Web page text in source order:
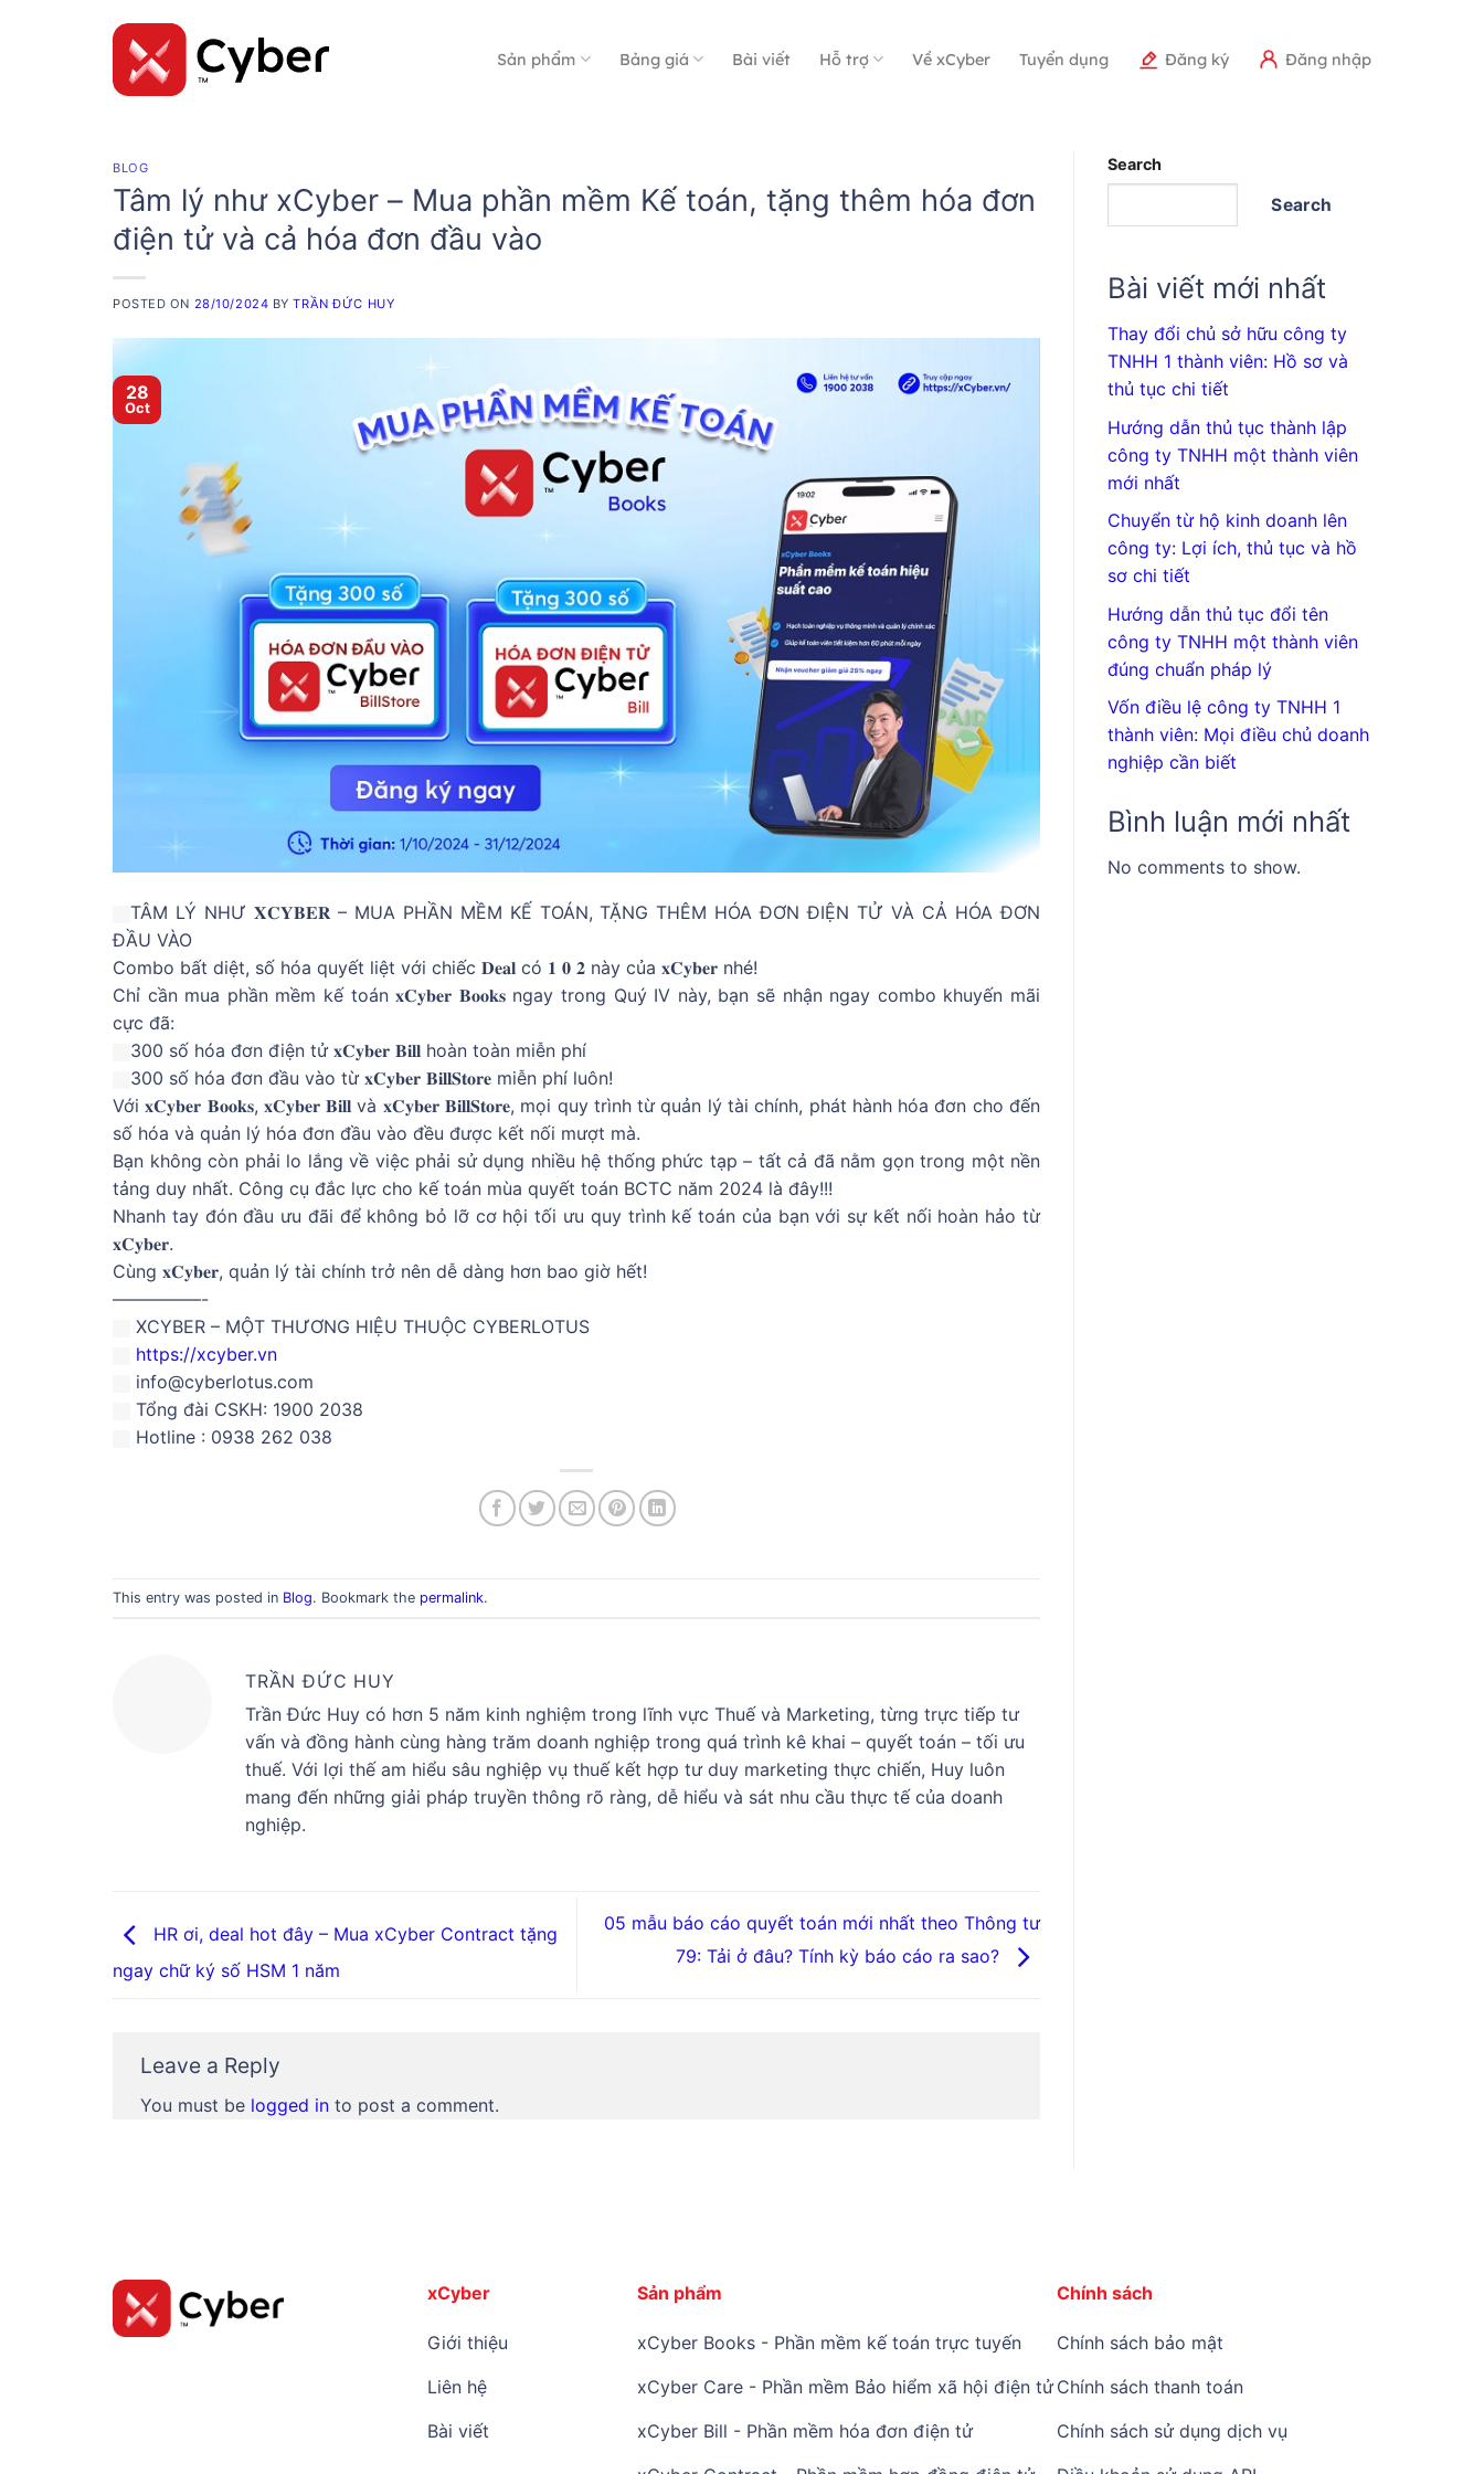
Sản phẩm Bảng giá Bài viết Hỗ trợ Về xCyber Tuyển dụng Đăng ký Đăng nhập
BLOG
Tâm lý như xCyber – Mua phần mềm Kế toán, tặng thêm hóa đơn
điện tử và cả hóa đơn đầu vào
POSTED ON 28/10/2024 BYTRẦN ĐỨC HUY
28
Oct
TÂM LÝ NHƯ 𝐗𝐂𝐘𝐁𝐄𝐑 – MUA PHẦN MỀM KẾ TOÁN, TẶNG THÊM HÓA ĐƠN ĐIỆN TỬ VÀ CẢ HÓA ĐƠN
ĐẦU VÀO
Combo bất diệt, số hóa quyết liệt với chiếc 𝐃𝐞𝐚𝐥 có 𝟏 𝟎 𝟐 này của 𝐱𝐂𝐲𝐛𝐞𝐫 nhé!
Chỉ cần mua phần mềm kế toán 𝐱𝐂𝐲𝐛𝐞𝐫 𝐁𝐨𝐨𝐤𝐬 ngay trong Quý IV này, bạn sẽ nhận ngay combo khuyến mãi
cực đã:
300 số hóa đơn điện tử 𝐱𝐂𝐲𝐛𝐞𝐫 𝐁𝐢𝐥𝐥 hoàn toàn miễn phí
300 số hóa đơn đầu vào từ 𝐱𝐂𝐲𝐛𝐞𝐫 𝐁𝐢𝐥𝐥𝐒𝐭𝐨𝐫𝐞 miễn phí luôn!
Với 𝐱𝐂𝐲𝐛𝐞𝐫 𝐁𝐨𝐨𝐤𝐬, 𝐱𝐂𝐲𝐛𝐞𝐫 𝐁𝐢𝐥𝐥 và 𝐱𝐂𝐲𝐛𝐞𝐫 𝐁𝐢𝐥𝐥𝐒𝐭𝐨𝐫𝐞, mọi quy trình từ quản lý tài chính, phát hành hóa đơn cho đến
số hóa và quản lý hóa đơn đầu vào đều được kết nối mượt mà.
Bạn không còn phải lo lắng về việc phải sử dụng nhiều hệ thống phức tạp – tất cả đã nằm gọn trong một nền
tảng duy nhất. Công cụ đắc lực cho kế toán mùa quyết toán BCTC năm 2024 là đây!!!
Nhanh tay đón đầu ưu đãi để không bỏ lỡ cơ hội tối ưu quy trình kế toán của bạn với sự kết nối hoàn hảo từ
𝐱𝐂𝐲𝐛𝐞𝐫.
Cùng 𝐱𝐂𝐲𝐛𝐞𝐫, quản lý tài chính trở nên dễ dàng hơn bao giờ hết!
—————-
XCYBER – MỘT THƯƠNG HIỆU THUỘC CYBERLOTUS
https://xcyber.vn
info@cyberlotus.com
Tổng đài CSKH: 1900 2038
Hotline : 0938 262 038
This entry was posted in Blog. Bookmark the permalink.
TRẦN ĐỨC HUY
Trần Đức Huy có hơn 5 năm kinh nghiệm trong lĩnh vực Thuế và Marketing, từng trực tiếp tư
vấn và đồng hành cùng hàng trăm doanh nghiệp trong quá trình kê khai – quyết toán – tối ưu
thuế. Với lợi thế am hiểu sâu nghiệp vụ thuế kết hợp tư duy marketing thực chiến, Huy luôn
mang đến những giải pháp truyền thông rõ ràng, dễ hiểu và sát nhu cầu thực tế của doanh
nghiệp.
HR ơi, deal hot đây – Mua xCyber Contract tặng
ngay chữ ký số HSM 1 năm
05 mẫu báo cáo quyết toán mới nhất theo Thông tư
79: Tải ở đâu? Tính kỳ báo cáo ra sao?
Leave a Reply
You must be logged in to post a comment.
Search
Search
Bài viết mới nhất
Thay đổi chủ sở hữu công ty
TNHH 1 thành viên: Hồ sơ và
thủ tục chi tiết
Hướng dẫn thủ tục thành lập
công ty TNHH một thành viên
mới nhất
Chuyển từ hộ kinh doanh lên
công ty: Lợi ích, thủ tục và hồ
sơ chi tiết
Hướng dẫn thủ tục đổi tên
công ty TNHH một thành viên
đúng chuẩn pháp lý
Vốn điều lệ công ty TNHH 1
thành viên: Mọi điều chủ doanh
nghiệp cần biết
Bình luận mới nhất
No comments to show.
xCyber
Giới thiệu
Liên hệ
Bài viết
Sản phẩm
xCyber Books - Phần mềm kế toán trực tuyến
xCyber Care - Phần mềm Bảo hiểm xã hội điện tử
xCyber Bill - Phần mềm hóa đơn điện tử
Chính sách
Chính sách bảo mật
Chính sách thanh toán
Chính sách sử dụng dịch vụ